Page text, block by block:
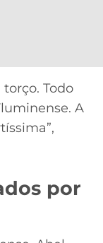
Todo
A
por